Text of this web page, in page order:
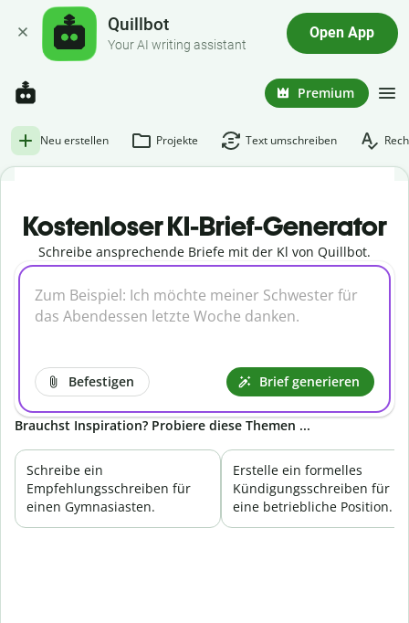
Quillbot
Your AI writing assistant
Open App
Premium
Neu erstellen Projekte Text umschreiben
Kostenloser KI-Brief-Generator
Schreibe ansprechende Briefe mit der Kl von Quillbot.
Befestigen Brief generieren
Brauchst Inspiration? Probiere diese Themen ...
Schreibe ein
Empfehlungsschreiben für
einen Gymnasiasten.
Erstelle ein formelles
Kündigungsschreiben für
eine betriebliche Position.